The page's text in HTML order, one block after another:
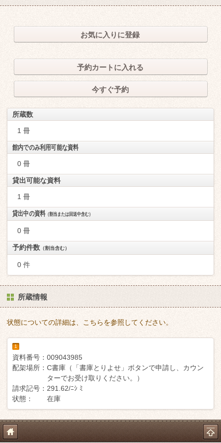
お気に入りに登録
予約カートに入れる
今すぐ予約
所蔵数
1 冊
館内でのみ利用可能な資料
0 冊
貸出可能な資料
1 冊
貸出中の資料（割当または回送中含む）
0 冊
予約件数 （割当含む）
0 件
所蔵情報
状態についての詳細は、こちらを参照してください。
1
資料番号： 009043985
配架場所： C書庫（「書庫とりよせ」ボタンで申請し、カウン
ターでお受け取りください。）
請求記号： 291.62/ﾆｼ ﾐ
状態：
在庫